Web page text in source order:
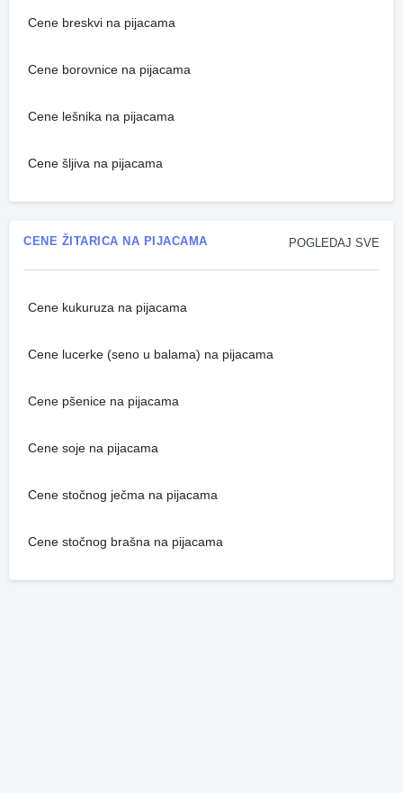
Cene breskvi na pijacama
Cene borovnice na pijacama
Cene lešnika na pijacama
Cene šljiva na pijacama
POGLEDAJ SVE
CENE ŽITARICA NA PIJACAMA
Cene kukuruza na pijacama
Cene lucerke (seno u balama) na pijacama
Cene pšenice na pijacama
Cene soje na pijacama
Cene stočnog ječma na pijacama
Cene stočnog brašna na pijacama